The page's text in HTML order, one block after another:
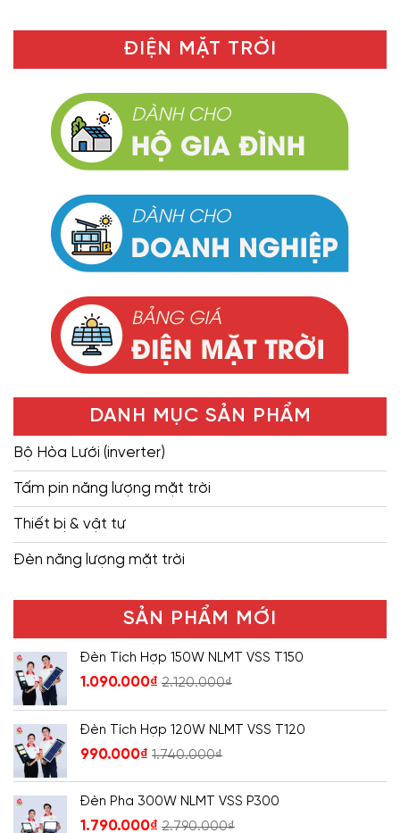
ĐIỆN MẶT TRỜI
DANH MỤC SẢN PHẨM
Bộ Hòa Lưới (inverter)
Tấm pin năng lượng mặt trời
Thiết bị & vật tư
Đèn năng lượng mặt trời
SẢN PHẨM MỚI
Đèn Tích Hợp 150W NLMT VSS T150
1.090.000₫ 2.120.000₫
Đèn Tích Hợp 120W NLMT VSS T120
990.000₫ 1.740.000₫
Đèn Pha 300W NLMT VSS P300
1.790.000₫ 2.790.000₫